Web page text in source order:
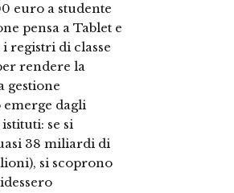
euro a studente
pensa a Tablet e
registri di classe
rendere la
gestione
dagli
se si
38 miliardi di
si scoprono